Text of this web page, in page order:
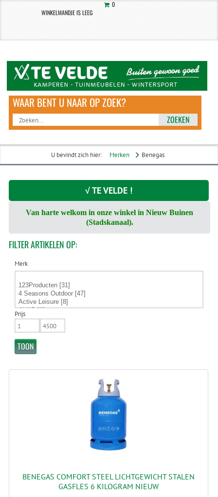
0
WINKELMANDJE IS LEEG
ZOEKEN
U bevindt zich hier: Merken Benegas
√ TE VELDE !
Van harte welkom in onze winkel in Nieuw Buinen
(Stadskanaal).
FILTERARTIKELEN OP:
Merk
Prijs
BENEGAS COMFORT STEEL LICHTGEWICHT STALEN
GASFLES 6 KILOGRAM NIEUW